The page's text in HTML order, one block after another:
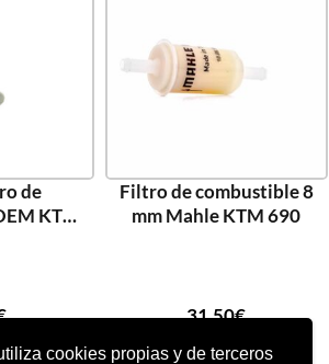
cookies propias y de terceros
de
KTM
Filtro de combustible 8
mm Mahle KTM 690
31,50€